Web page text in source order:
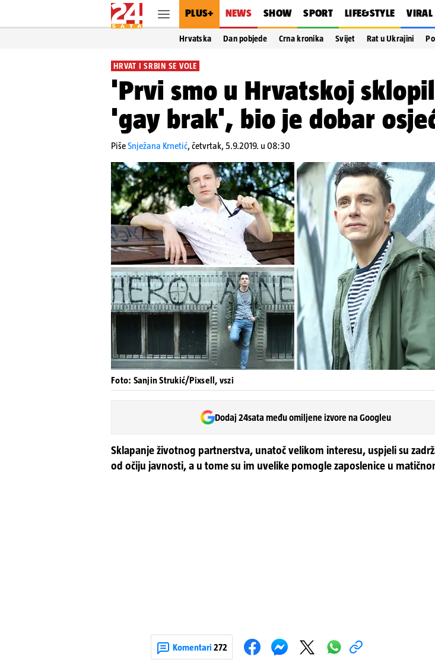
PLUS+ NEWS SHOW SPORT LIFE&STYLE VIRAL
Hrvatska Dan pobjede Crna kronika Svijet Rat u Ukrajini
HRVAT I SRBIN SE VOLE
'Prvi smo u Hrvatskoj
'gay brak', bio je dobar
PišeSnježana Krnetić,četvrtak, 5.9.2019. u 08:30
Foto: Sanjin Strukić/Pixsell, vszi
Dodaj 24sata među omiljene izvore na Googleu
Sklapanje životnog partnerstva, unatoč velikom interesu, uspjeli su
od očiju javnosti, a u tome su im uvelike pomogle zaposlenice u
Komentari 272